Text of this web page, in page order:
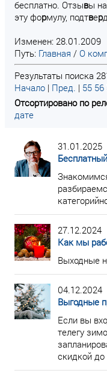
бесплатно. Отзывы
эту формулу, подтвер
Изменен: 28.01.2009
Путь: Главная / О
Результаты поиска
Начало | Пред. | 55 56
Отсортировано по
дате
31.01.2025
27.12.2024
Как мы
Выходные
04.12.2024
Выгодные
Если вы
телегу
скидкой до